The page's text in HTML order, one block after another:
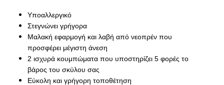
Υποαλλεργικό
Στεγνώνει γρήγορα
Μαλακή εφαρμογή και λαβή από νεοπρέν που
προσφέρει μέγιστη άνεση
2 ισχυρά κουμπώματα που υποστηρίζει 5 φορές το
βάρος του σκύλου σας
Εύκολη και γρήγορη τοποθέτηση